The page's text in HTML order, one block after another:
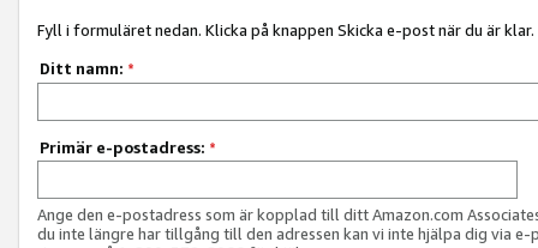
Fyll i formuläret nedan. Klicka på knappen Skicka e-post när du är klar.
Ditt namn: *
Primär e-postadress: *
Ange den e-postadress som är kopplad till ditt Amazon.com
du inte längre har tillgång till den adressen kan vi inte hjälpa dig via e-